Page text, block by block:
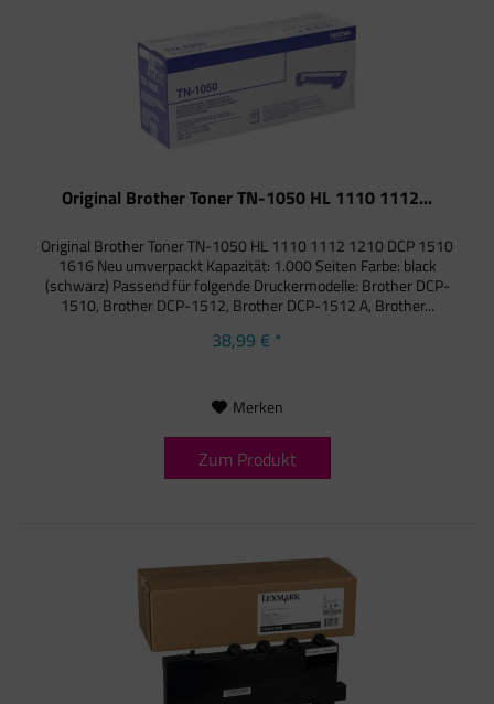
Original Brother Toner TN-1050 HL 1110 1112...
Original Brother Toner TN-1050 HL 1110 1112 1210 DCP 1510
1616 Neu umverpackt Kapazität: 1.000 Seiten Farbe: black
(schwarz) Passend für folgende Druckermodelle: Brother DCP-
1510, Brother DCP-1512, Brother DCP-1512 A, Brother...
38,99 € *
Merken
Zum Produkt